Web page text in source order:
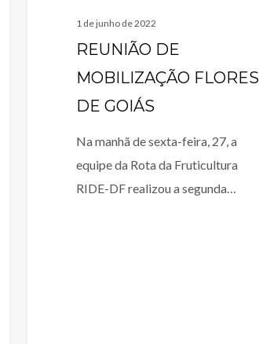
1 de junho de 2022
REUNIÃO DE
MOBILIZAÇÃO FLORES
DE GOIÁS
Na manhã de sexta-feira, 27, a
equipe da Rota da Fruticultura
RIDE-DF realizou a segunda…